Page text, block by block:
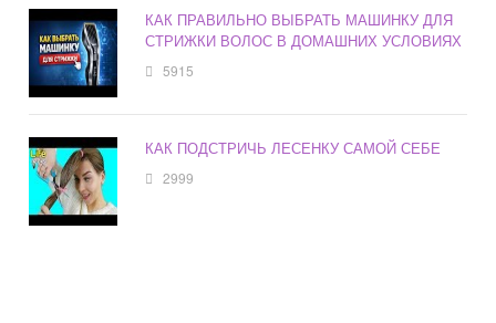
КАК ПРАВИЛЬНО ВЫБРАТЬ МАШИНКУ ДЛЯ
СТРИЖКИ ВОЛОС В ДОМАШНИХ УСЛОВИЯХ
5915
КАК ПОДСТРИЧЬ ЛЕСЕНКУ САМОЙ СЕБЕ
2999